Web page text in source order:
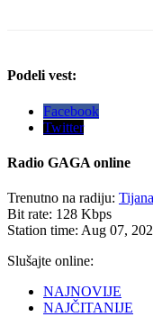
Podeli vest:
Facebook
Twitter
Radio GAGA online
Trenutno na radiju:
Bit rate: 128 Kbps
Station time: Aug 07,
Slušajte online:
NAJNOVIJE
NAJČITANIJE